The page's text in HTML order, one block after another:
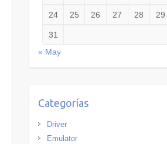
24 25 26 27 28 29
31
« May
Categorías
Driver
Emulator